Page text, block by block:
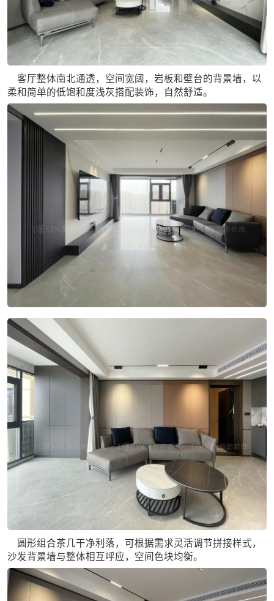
客厅整体南北通透，空间宽阔，岩板和壁台的背景墙，以
柔和简单的低饱和度浅灰搭配装饰，自然舒适。
圆形组合茶几干净利落，可根据需求灵活调节拼接样式，
沙发背景墙与整体相互呼应，空间色块均衡。